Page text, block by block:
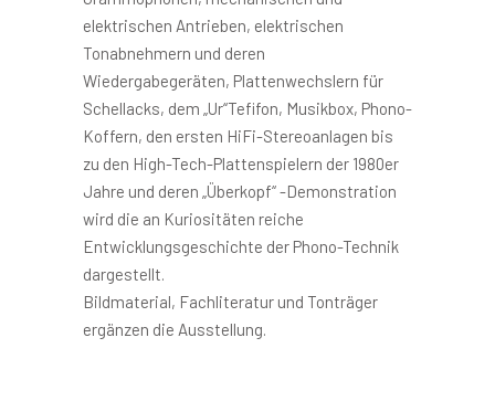
elektrischen Antrieben, elektrischen
Tonabnehmern und deren
Wiedergabegeräten, Plattenwechslern für
Schellacks, dem „Ur“Tefifon, Musikbox, Phono-
Koffern, den ersten HiFi-Stereoanlagen bis
zu den High-Tech-Plattenspielern der 1980er
Jahre und deren „Überkopf“ -Demonstration
wird die an Kuriositäten reiche
Entwicklungsgeschichte der Phono-Technik
dargestellt.
Bildmaterial, Fachliteratur und Tonträger
ergänzen die Ausstellung.